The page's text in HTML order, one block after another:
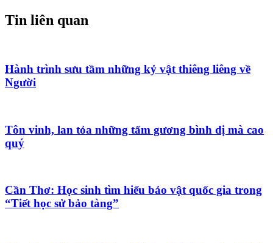
Tin liên quan
Hành trình sưu tầm những kỷ vật thiêng liêng về
Người
Tôn vinh, lan tỏa những tấm gương bình dị mà cao
quý
Cần Thơ: Học sinh tìm hiểu bảo vật quốc gia trong
“Tiết học sử bảo tàng”